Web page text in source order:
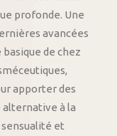
profonde. Une
avancées
de chez
apporter des
alternative à la
sensualité et